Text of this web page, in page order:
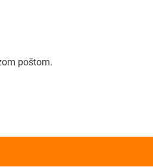
poštom.